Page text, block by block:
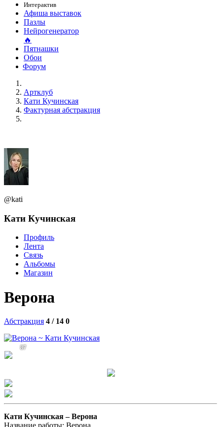
Интерактив
Афиша выставок
Пазлы
Нейрогенератор
🔥
Пятнашки
Обои
Форум
Артклуб
Кати Кучинская
Фактурная абстракция
@kati
Кати Кучинская
Профиль
Лента
Связь
Альбомы
Магазин
Верона
Абстракция 4 / 14 0
87
Кати Кучинская –Верона